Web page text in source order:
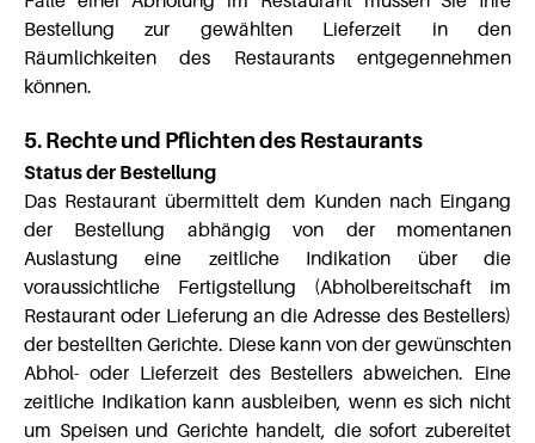
Bestellung zur gewählten Lieferzeit in den
Räumlichkeiten des Restaurants entgegennehmen
können.
5. Rechte und Pflichten des Restaurants
Status der Bestellung
Das Restaurant übermittelt dem Kunden nach Eingang
der Bestellung abhängig von der momentanen
Auslastung eine zeitliche Indikation über die
voraussichtliche Fertigstellung (Abholbereitschaft im
Restaurant oder Lieferung an die Adresse des Bestellers)
der bestellten Gerichte. Diese kann von der gewünschten
Abhol- oder Lieferzeit des Bestellers abweichen. Eine
zeitliche Indikation kann ausbleiben, wenn es sich nicht
um Speisen und Gerichte handelt, die sofort zubereitet